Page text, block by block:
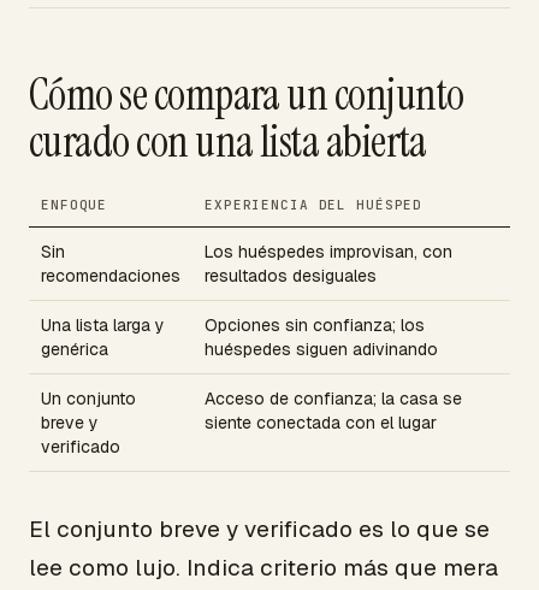
Cómo se compara un conjunto
curado con una lista abierta
ENFOQUE EXPERIENCIA DEL HUÉSPED
Sin
recomendaciones
Los huéspedes improvisan, con
resultados desiguales
Una lista larga y
genérica
Opciones sin confianza; los
huéspedes siguen adivinando
Un conjunto
breve y
verificado
Acceso de confianza; la casa se
siente conectada con el lugar
El conjunto breve y verificado es lo que se
lee como lujo. Indica criterio más que mera